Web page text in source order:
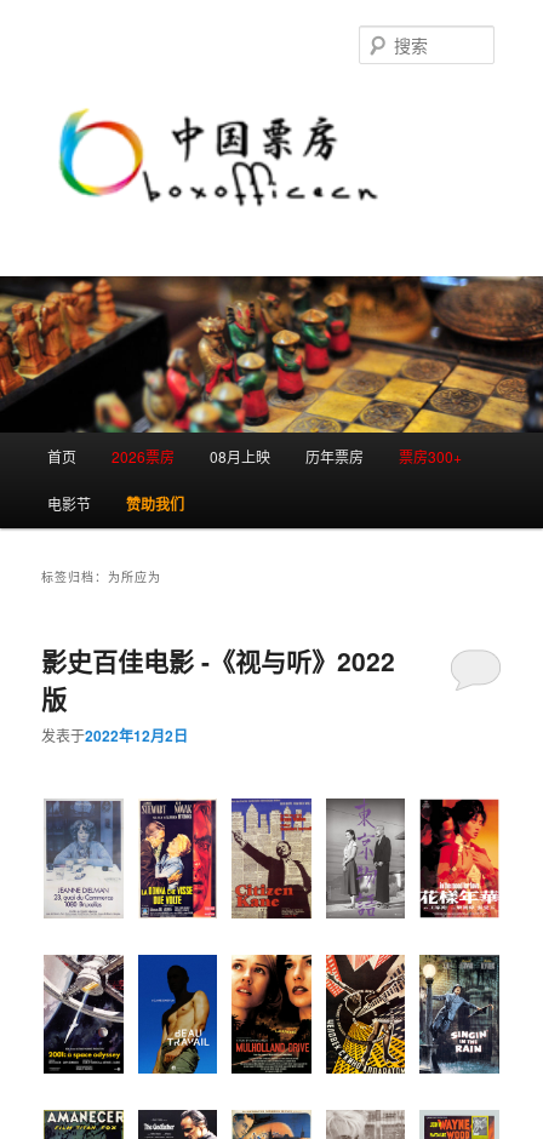
首页 2026票房 08月上映 历年票房 票房300+
电影节 赞助我们
标签归档： 为所应为
影史百佳电影 -《视与听》2022
版
发表于2022年12月2日